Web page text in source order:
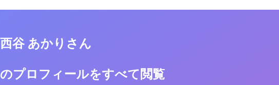
西谷 あかりさん
のプロフィールをすべて閲覧